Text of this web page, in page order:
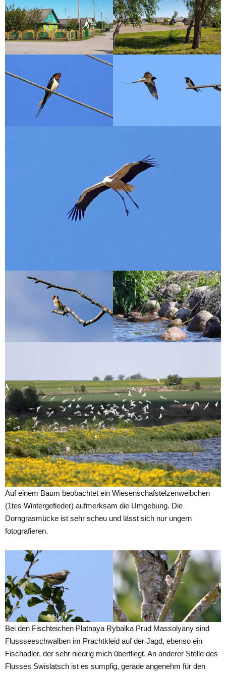
Auf einem Baum beobachtet ein Wiesenschafstelzenweibchen
(1tes Wintergefieder) aufmerksam die Umgebung. Die
Dorngrasmücke ist sehr scheu und lässt sich nur ungern
fotografieren.
Bei den Fischteichen Platnaya Rybalka Prud Massolyany sind
Flussseeschwalben im Prachtkleid auf der Jagd, ebenso ein
Fischadler, der sehr niedrig mich überfliegt. An anderer Stelle des
Flusses Swislatsch ist es sumpfig, gerade angenehm für den